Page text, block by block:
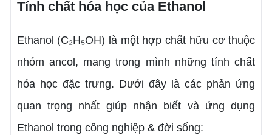
Tính chất hóa học của Ethanol
Ethanol (C₂H₅OH) là một hợp chất hữu cơ thuộc
nhóm ancol, mang trong mình những tính chất
hóa học đặc trưng. Dưới đây là các phản ứng
quan trọng nhất giúp nhận biết và ứng dụng
Ethanol trong công nghiệp & đời sống: